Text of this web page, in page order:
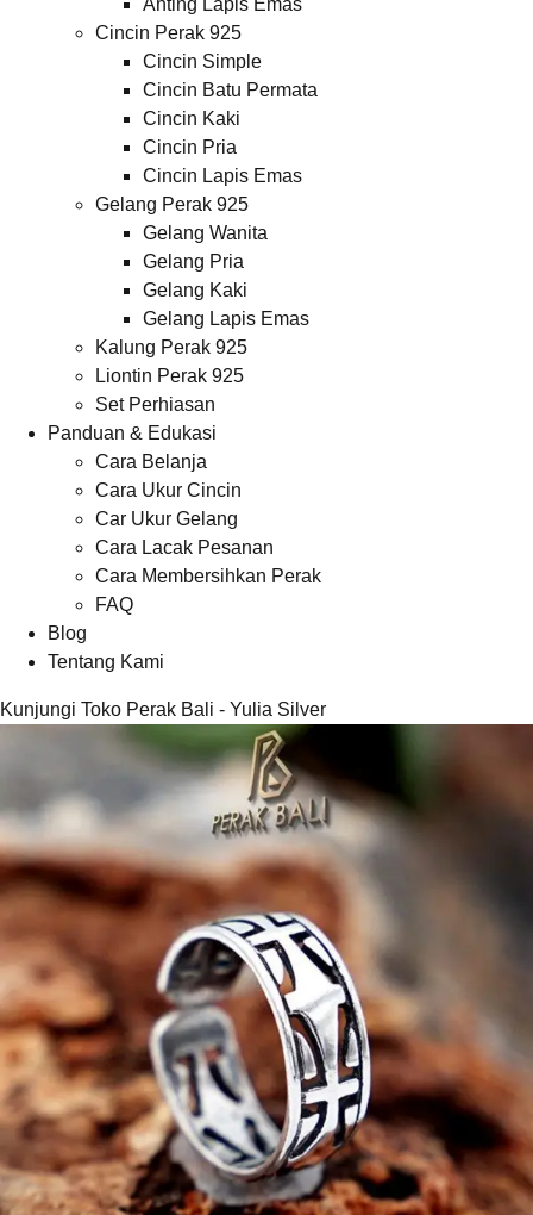
Anting Lapis Emas
Cincin Perak 925
Cincin Simple
Cincin Batu Permata
Cincin Kaki
Cincin Pria
Cincin Lapis Emas
Gelang Perak 925
Gelang Wanita
Gelang Pria
Gelang Kaki
Gelang Lapis Emas
Kalung Perak 925
Liontin Perak 925
Set Perhiasan
Panduan & Edukasi
Cara Belanja
Cara Ukur Cincin
Car Ukur Gelang
Cara Lacak Pesanan
Cara Membersihkan Perak
FAQ
Blog
Tentang Kami
Kunjungi Toko Perak Bali - Yulia Silver